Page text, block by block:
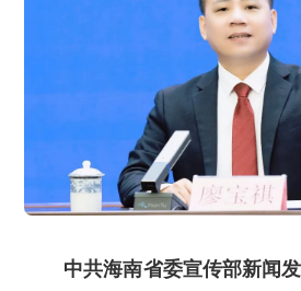
中共海南省委宣传部新闻